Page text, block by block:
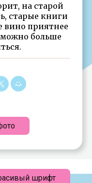
на старой
старые книги
вино приятнее
больше
шрифт